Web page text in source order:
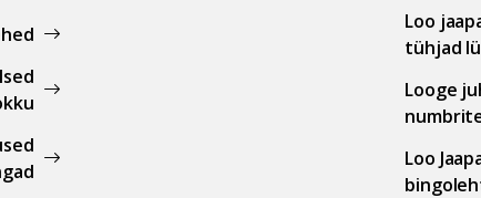
Loo
tühjad
Looge
Loo